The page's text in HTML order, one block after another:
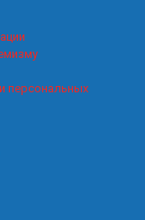
персональных